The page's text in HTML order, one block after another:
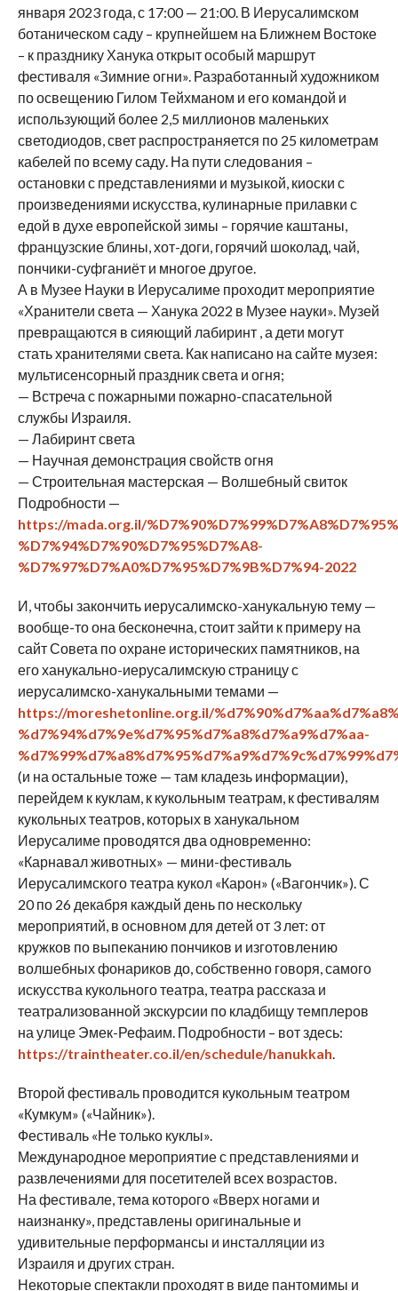
января 2023 года, с 17:00 — 21:00. В Иерусалимском
ботаническом саду – крупнейшем на Ближнем Востоке
– к празднику Ханука открыт особый маршрут
фестиваля «Зимние огни». Разработанный художником
по освещению Гилом Тейхманом и его командой и
использующий более 2,5 миллионов маленьких
светодиодов, свет распространяется по 25 километрам
кабелей по всему саду. На пути следования –
остановки с представлениями и музыкой, киоски с
произведениями искусства, кулинарные прилавки с
едой в духе европейской зимы – горячие каштаны,
французские блины, хот-доги, горячий шоколад, чай,
пончики-суфганиёт и многое другое.
А в Музее Науки в Иерусалиме проходит мероприятие
«Хранители света — Ханука 2022 в Музее науки». Музей
превращаются в сияющий лабиринт , а дети могут
стать хранителями света. Как написано на сайте музея:
мультисенсорный праздник света и огня;
— Встреча с пожарными пожарно-спасательной
службы Израиля.
— Лабиринт света
— Научная демонстрация свойств огня
— Строительная мастерская — Волшебный свиток
Подробности —
https://mada.org.il/
%D7%94%D7%90%D7%95%D7%A8-
%D7%97%D7%A0%D7%95%D7%9B%D7%94-2022
И, чтобы закончить иерусалимско-ханукальную тему —
вообще-то она бесконечна, стоит зайти к примеру на
сайт Совета по охране исторических памятников, на
его ханукально-иерусалимскую страницу с
иерусалимско-ханукальными темами —
https://moreshetonline.org.il/
%d7%94%d7%9e%d7%95%d7%a8%d7%a9%d7%aa-
(и на остальные тоже — там кладезь информации),
перейдем к куклам, к кукольным театрам, к фестивалям
кукольных театров, которых в ханукальном
Иерусалиме проводятся два одновременно:
«Карнавал животных» — мини-фестиваль
Иерусалимского театра кукол «Карон» («Вагончик»). С
20 по 26 декабря каждый день по нескольку
мероприятий, в основном для детей от 3 лет: от
кружков по выпеканию пончиков и изготовлению
волшебных фонариков до, собственно говоря, самого
искусства кукольного театра, театра рассказа и
театрализованной экскурсии по кладбищу темплеров
на улице Эмек-Рефаим. Подробности – вот здесь:
https://traintheater.co.il/en/schedule/hanukkah.
Второй фестиваль проводится кукольным театром
«Кумкум» («Чайник»).
Фестиваль «Не только куклы».
Международное мероприятие с представлениями и
развлечениями для посетителей всех возрастов.
На фестивале, тема которого «Вверх ногами и
наизнанку», представлены оригинальные и
удивительные перформансы и инсталляции из
Израиля и других стран.
Некоторые спектакли проходят в виде пантомимы и